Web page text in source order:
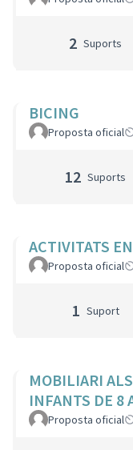
2 Suports
BICING
Proposta oficial
12 Suports
ACTIVITATS
Proposta oficial
1 Suport
MOBILIARI
INFANTS DE 8
Proposta oficial